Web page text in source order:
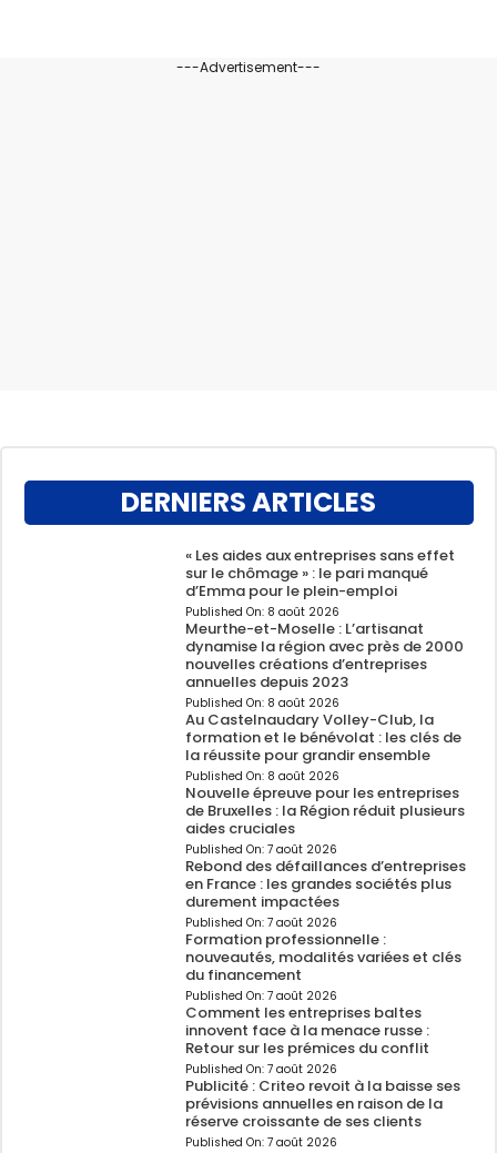
---Advertisement---
DERNIERS ARTICLES
« Les aides aux entreprises sans effet
sur le chômage » : le pari manqué
d’Emma pour le plein-emploi
Published On: 8 août 2026
Meurthe-et-Moselle : L’artisanat
dynamise la région avec près de 2000
nouvelles créations d’entreprises
annuelles depuis 2023
Published On: 8 août 2026
Au Castelnaudary Volley-Club, la
formation et le bénévolat : les clés de
la réussite pour grandir ensemble
Published On: 8 août 2026
Nouvelle épreuve pour les entreprises
de Bruxelles : la Région réduit plusieurs
aides cruciales
Published On: 7 août 2026
Rebond des défaillances d’entreprises
en France : les grandes sociétés plus
durement impactées
Published On: 7 août 2026
Formation professionnelle :
nouveautés, modalités variées et clés
du financement
Published On: 7 août 2026
Comment les entreprises baltes
innovent face à la menace russe :
Retour sur les prémices du conflit
Published On: 7 août 2026
Publicité : Criteo revoit à la baisse ses
prévisions annuelles en raison de la
réserve croissante de ses clients
Published On: 7 août 2026